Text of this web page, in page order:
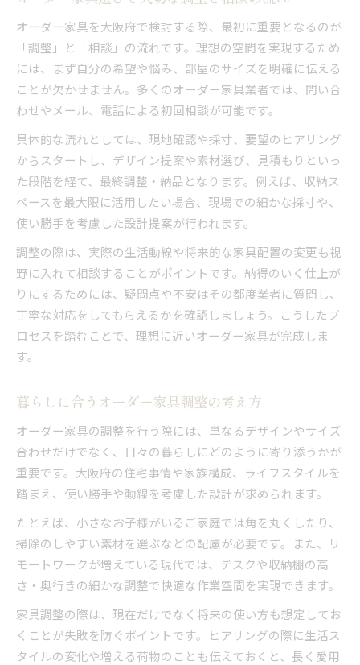
オーダー家具を大阪府で検討する際、最初に重要となるのが
「調整」と「相談」の流れです。理想の空間を実現するため
には、まず自分の希望や悩み、部屋のサイズを明確に伝える
ことが欠かせません。多くのオーダー家具業者では、問い合
わせやメール、電話による初回相談が可能です。
具体的な流れとしては、現地確認や採寸、要望のヒアリング
からスタートし、デザイン提案や素材選び、見積もりといっ
た段階を経て、最終調整・納品となります。例えば、収納ス
ペースを最大限に活用したい場合、現場での細かな採寸や、
使い勝手を考慮した設計提案が行われます。
調整の際は、実際の生活動線や将来的な家具配置の変更も視
野に入れて相談することがポイントです。納得のいく仕上が
りにするためには、疑問点や不安はその都度業者に質問し、
丁寧な対応をしてもらえるかを確認しましょう。こうしたプ
ロセスを踏むことで、理想に近いオーダー家具が完成しま
す。
暮らしに合うオーダー家具調整の考え方
オーダー家具の調整を行う際には、単なるデザインやサイズ
合わせだけでなく、日々の暮らしにどのように寄り添うかが
重要です。大阪府の住宅事情や家族構成、ライフスタイルを
踏まえ、使い勝手や動線を考慮した設計が求められます。
たとえば、小さなお子様がいるご家庭では角を丸くしたり、
掃除のしやすい素材を選ぶなどの配慮が必要です。また、リ
モートワークが増えている現代では、デスクや収納棚の高
さ・奥行きの細かな調整で快適な作業空間を実現できます。
家具調整の際は、現在だけでなく将来の使い方も想定してお
くことが失敗を防ぐポイントです。ヒアリングの際に生活ス
タイルの変化や増える荷物のことも伝えておくと、長く愛用